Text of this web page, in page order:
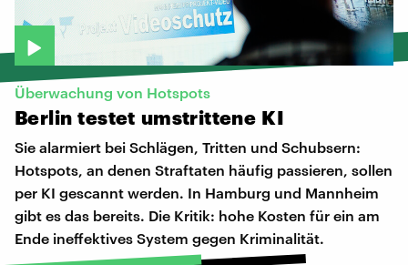
Überwachung von Hotspots
Berlin testet umstrittene KI
Sie alarmiert bei Schlägen, Tritten und Schubsern:
Hotspots, an denen Straftaten häufig passieren, sollen
per KI gescannt werden. In Hamburg und Mannheim
gibt es das bereits. Die Kritik: hohe Kosten für ein am
Ende ineffektives System gegen Kriminalität.